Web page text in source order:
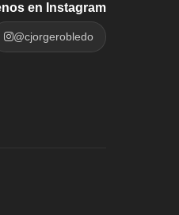
en Instagram
@cjorgerobledo